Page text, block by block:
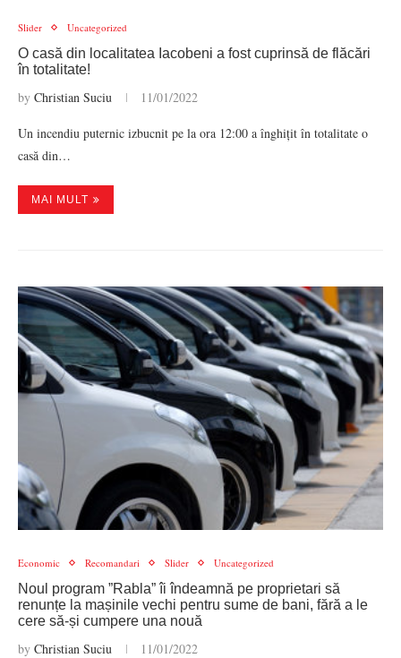
Slider Uncategorized
O casă din localitatea Iacobeni a fost cuprinsă de flăcări
în totalitate!
by Christian Suciu 11/01/2022
Un incendiu puternic izbucnit pe la ora 12:00 a înghițit în totalitate o
casă din…
MAI MULT
Economic Recomandari Slider Uncategorized
Noul program ”Rabla” îi îndeamnă pe proprietari să
renunțe la mașinile vechi pentru sume de bani, fără a le
cere să-și cumpere una nouă
by Christian Suciu 11/01/2022